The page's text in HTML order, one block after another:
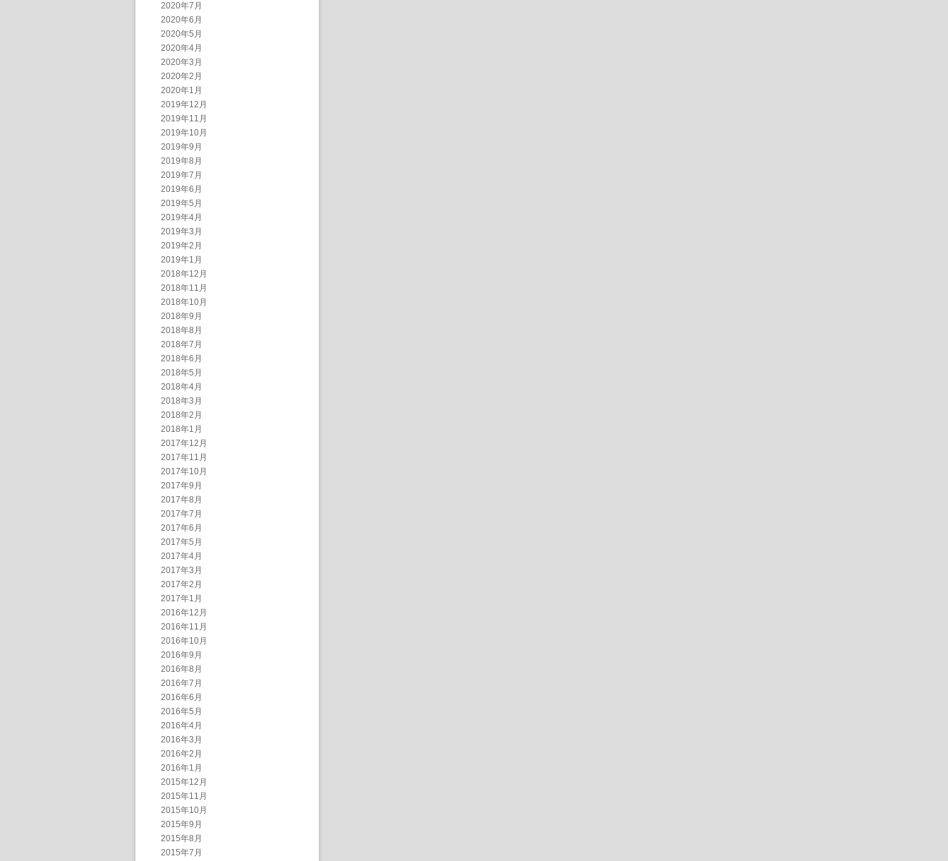
2020年7月
2020年6月
2020年5月
2020年4月
2020年3月
2020年2月
2020年1月
2019年12月
2019年11月
2019年10月
2019年9月
2019年8月
2019年7月
2019年6月
2019年5月
2019年4月
2019年3月
2019年2月
2019年1月
2018年12月
2018年11月
2018年10月
2018年9月
2018年8月
2018年7月
2018年6月
2018年5月
2018年4月
2018年3月
2018年2月
2018年1月
2017年12月
2017年11月
2017年10月
2017年9月
2017年8月
2017年7月
2017年6月
2017年5月
2017年4月
2017年3月
2017年2月
2017年1月
2016年12月
2016年11月
2016年10月
2016年9月
2016年8月
2016年7月
2016年6月
2016年5月
2016年4月
2016年3月
2016年2月
2016年1月
2015年12月
2015年11月
2015年10月
2015年9月
2015年8月
2015年7月